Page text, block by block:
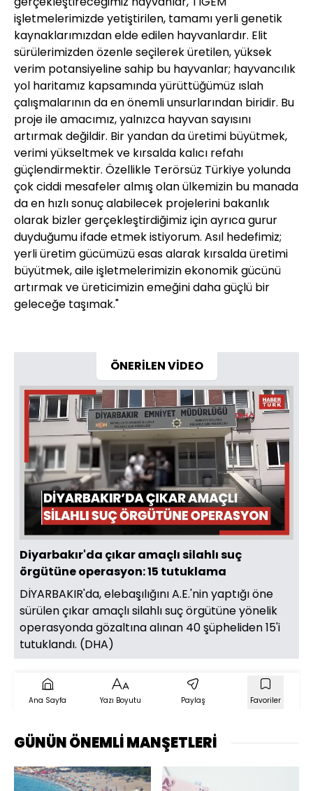
işletmelerimizde yetiştirilen, tamamı yerli genetik
kaynaklarımızdan elde edilen hayvanlardır. Elit
sürülerimizden özenle seçilerek üretilen, yüksek
verim potansiyeline sahip bu hayvanlar; hayvancılık
yol haritamız kapsamında yürüttüğümüz ıslah
çalışmalarının da en önemli unsurlarından biridir. Bu
proje ile amacımız, yalnızca hayvan sayısını
artırmak değildir. Bir yandan da üretimi büyütmek,
verimi yükseltmek ve kırsalda kalıcı refahı
güçlendirmektir. Özellikle Terörsüz Türkiye yolunda
çok ciddi mesafeler almış olan ülkemizin bu manada
da en hızlı sonuç alabilecek projelerini bakanlık
olarak bizler gerçekleştirdiğimiz için ayrıca gurur
duyduğumu ifade etmek istiyorum. Asıl hedefimiz;
yerli üretim gücümüzü esas alarak kırsalda üretimi
büyütmek, aile işletmelerimizin ekonomik gücünü
artırmak ve üreticimizin emeğini daha güçlü bir
geleceğe taşımak."
ÖNERİLEN VİDEO
Diyarbakır'da çıkar amaçlı silahlı suç
örgütüne operasyon: 15 tutuklama
DİYARBAKIR'da, elebaşılığını A.E.'nin yaptığı öne
sürülen çıkar amaçlı silahlı suç örgütüne yönelik
operasyonda gözaltına alınan 40 şüpheliden 15'i
tutuklandı. (DHA)
Ana Sayfa Yazı Boyutu Paylaş Favoriler
GÜNÜN ÖNEMLİ MANŞETLERİ